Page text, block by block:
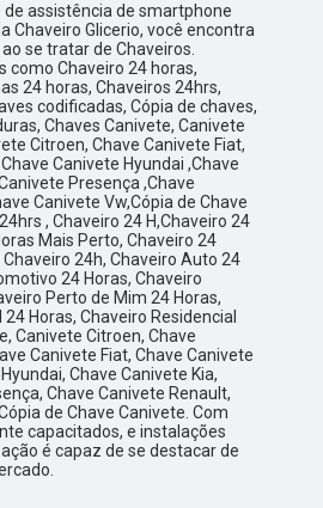
de assistência de smartphone
Chaveiro Glicerio, você encontra
se tratar de Chaveiros.
como Chaveiro 24 horas,
24 horas, Chaveiros 24hrs,
codificadas, Cópia de chaves,
Chaves Canivete, Canivete
Citroen, Chave Canivete Fiat,
Canivete Hyundai ,Chave
Presença ,Chave
Canivete Vw,Cópia de Chave
, Chaveiro 24 H,Chaveiro 24
Mais Perto, Chaveiro 24
24h, Chaveiro Auto 24
24 Horas, Chaveiro
Perto de Mim 24 Horas,
Horas, Chaveiro Residencial
Canivete Citroen, Chave
Canivete Fiat, Chave Canivete
Chave Canivete Kia,
Chave Canivete Renault,
de Chave Canivete. Com
capacitados, e instalações
é capaz de se destacar de